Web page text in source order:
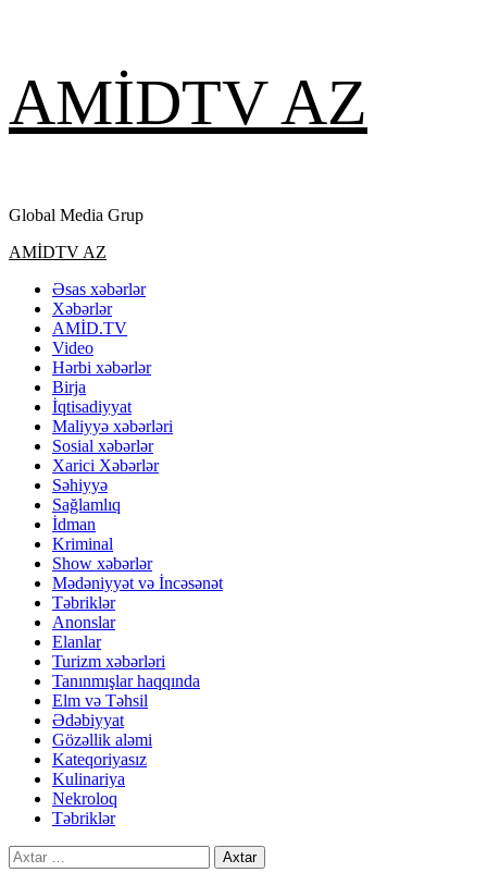
content
AMİDTV AZ
Global Media Grup
Primary
AMİDTV AZ
Əsas xəbərlər
Xəbərlər
AMİD.TV
Video
Hərbi xəbərlər
Birja
İqtisadiyyat
Maliyyə xəbərləri
Sosial xəbərlər
Xarici Xəbərlər
Səhiyyə
Sağlamlıq
İdman
Kriminal
Show xəbərlər
Mədəniyyət və İncəsənət
Təbriklər
Anonslar
Elanlar
Turizm xəbərləri
Tanınmışlar haqqında
Elm və Təhsil
Ədəbiyyat
Gözəllik aləmi
Kateqoriyasız
Kulinariya
Nekroloq
Təbriklər
Axtarış: